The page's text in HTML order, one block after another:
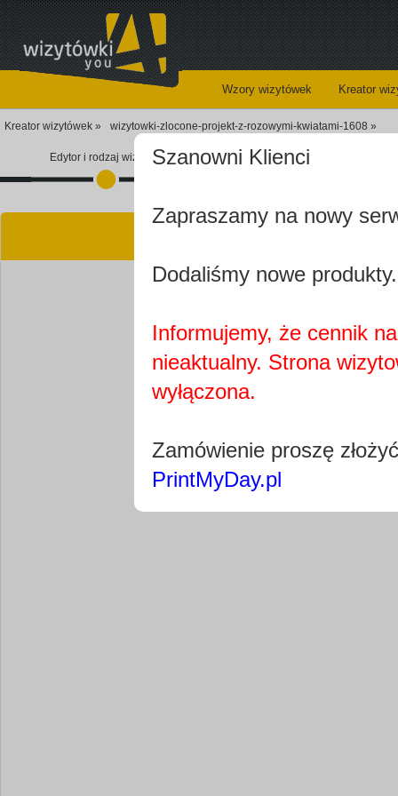
Wzory wizytówek Kreator
Kreator wizytówek » wizytowki-zlocone-projekt-z-rozowymi-kwiatami-1608 »
Edytor i rodzaj wizytówkiSzanowni Klienci
Zapraszamy na nowy
Dodaliśmy nowe
Informujemy, że cennik
nieaktualny. Strona
wyłączona.
Zamówienie proszę
PrintMyDay.pl